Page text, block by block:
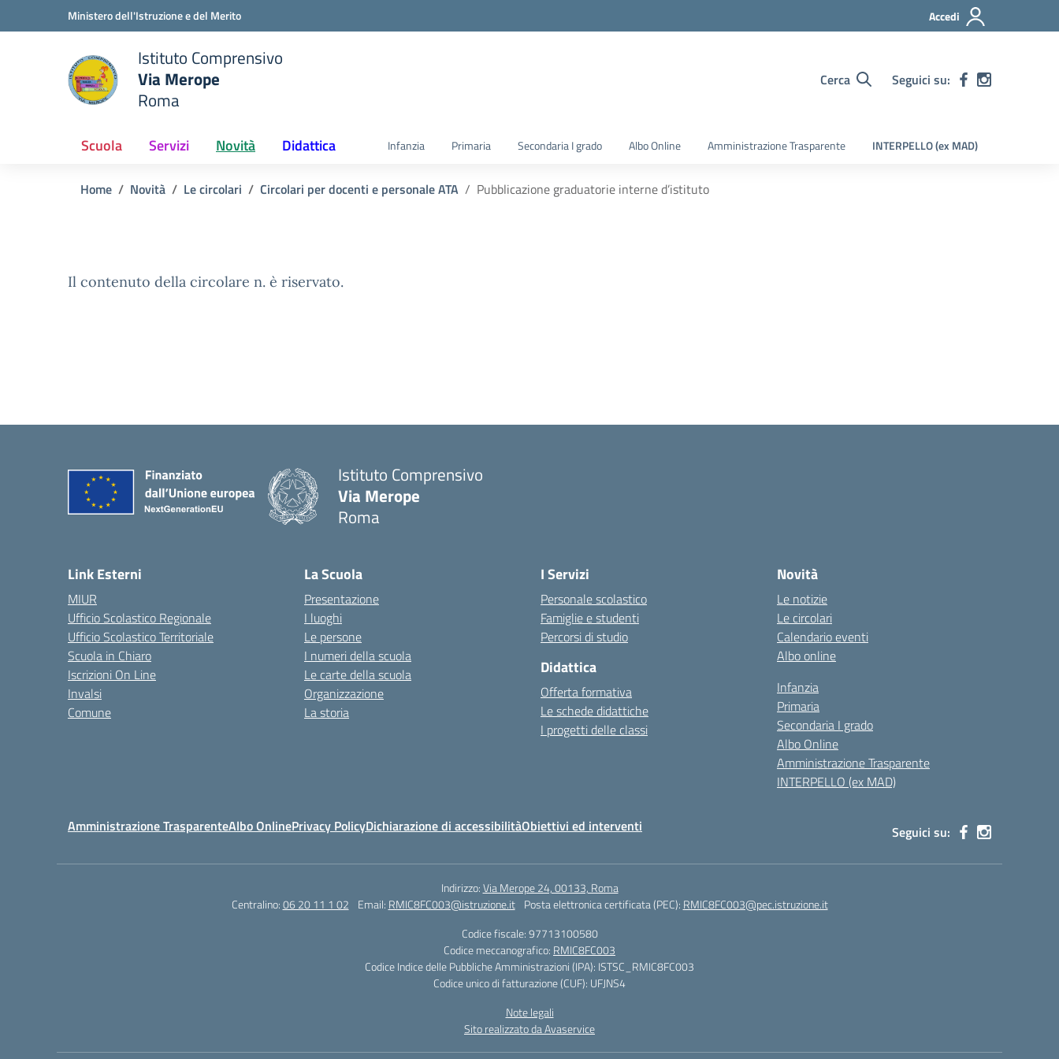
Vai ai contenuti
Vai al menu di navigazioneMinistero dell'Istruzione e del Merito Accedi
scuola
Istituto Comprensivo
Via Merope
Roma
Cerca Seguici su:
Scuola Servizi Novità Didattica Infanzia Primaria Secondaria I grado Albo Online Amministrazione Trasparente INTERPELLO (ex MAD)
Home Novità Le circolari Circolari per docenti e personale ATA Pubblicazione graduatorie interne d’istituto
Il contenuto della circolare n. è riservato.
Istituto Comprensivo
Via Merope
Roma
Link Esterni
MIUR
Ufficio Scolastico Regionale
Ufficio Scolastico Territoriale
Scuola in Chiaro
Iscrizioni On Line
Invalsi
Comune
La Scuola
Presentazione
I luoghi
Le persone
I numeri della scuola
Le carte della scuola
Organizzazione
La storia
I Servizi
Personale scolastico
Famiglie e studenti
Percorsi di studio
Didattica
Offerta formativa
Le schede didattiche
I progetti delle classi
Novità
Le notizie
Le circolari
Calendario eventi
Albo online
Infanzia
Primaria
Secondaria I grado
Albo Online
Amministrazione Trasparente
INTERPELLO (ex MAD)
Amministrazione TrasparenteAlbo OnlinePrivacy PolicyDichiarazione di accessibilitàObiettivi ed interventi Seguici su:
Indirizzo:Via Merope 24, 00133, Roma
Centralino:06 20 11 1 02 Email: RMIC8FC003@istruzione.it Posta elettronica certificata (PEC): RMIC8FC003@pec.istruzione.it
Codice fiscale: 97713100580
Codice meccanografico: RMIC8FC003
Codice Indice delle Pubbliche Amministrazioni (IPA): ISTSC_RMIC8FC003
Codice unico di fatturazione (CUF): UFJNS4
Note legali
Sito realizzato da Avaservice